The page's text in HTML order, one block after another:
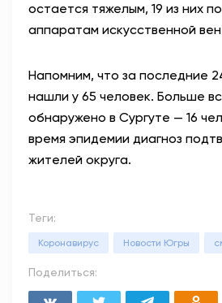
остается тяжелым, 19 из них
аппаратам искусственной
Напомним, что за последние
нашли у 65 человек. Больше
обнаружено в Сургуте — 16
время эпидемии диагноз
жителей округа.
Теги:
Коронавирус Новости Югры
Поделиться: